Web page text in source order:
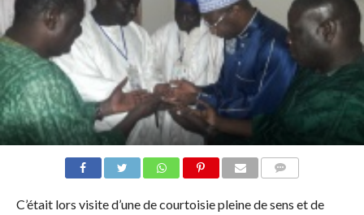
C’était lors visite d’une de courtoisie pleine de sens et de